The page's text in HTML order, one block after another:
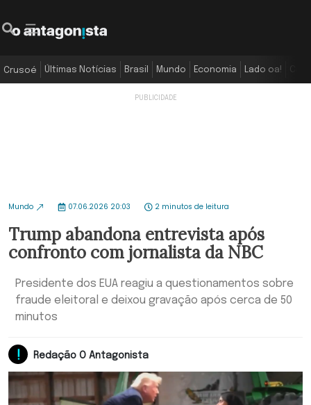
Crusoé Últimas Notícias Brasil Mundo Economia Lado oa!
Mundo 07.06.2026 20:03 2 minutos de leitura
Trump abandona entrevista após
confronto com jornalista da NBC
Presidente dos EUA reagiu a questionamentos sobre
fraude eleitoral e deixou gravação após cerca de 50
minutos
Redação O Antagonista